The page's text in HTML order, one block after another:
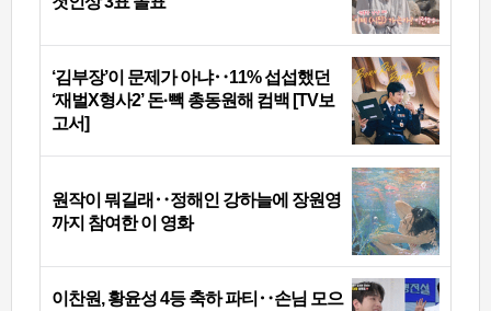
‘김부장’이 문제가 아냐‥11% 섭섭했던
‘재벌X형사2’ 돈·빽 총동원해 컴백 [TV보
고서]
원작이 뭐길래‥정해인 강하늘에 장원영
까지 참여한 이 영화
이찬원, 황윤성 4등 축하 파티‥손님 모으